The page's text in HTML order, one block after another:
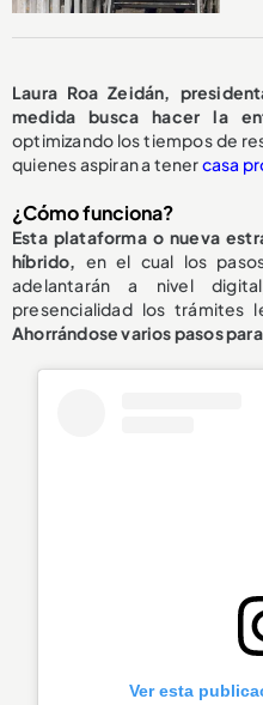
Laura Roa Zeidán,
medida busca hacer la
optimizando los tiempos de
quienes aspiran a tenercasa
¿Cómo funciona?
Esta plataforma o nueva
híbrido, en el cual los
adelantarán a nivel
presencialidad los trámites
Ahorrándose varios pasos
Ver esta